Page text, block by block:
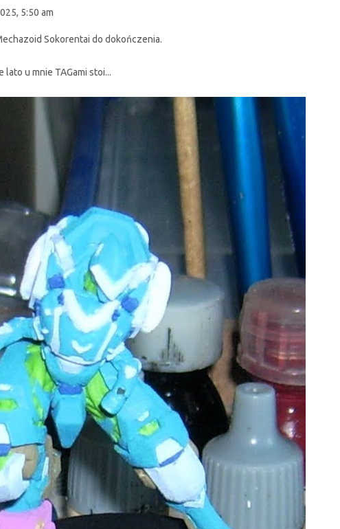
5:50 am
Sokorentai do dokończenia.
lato u mnie TAGami stoi...